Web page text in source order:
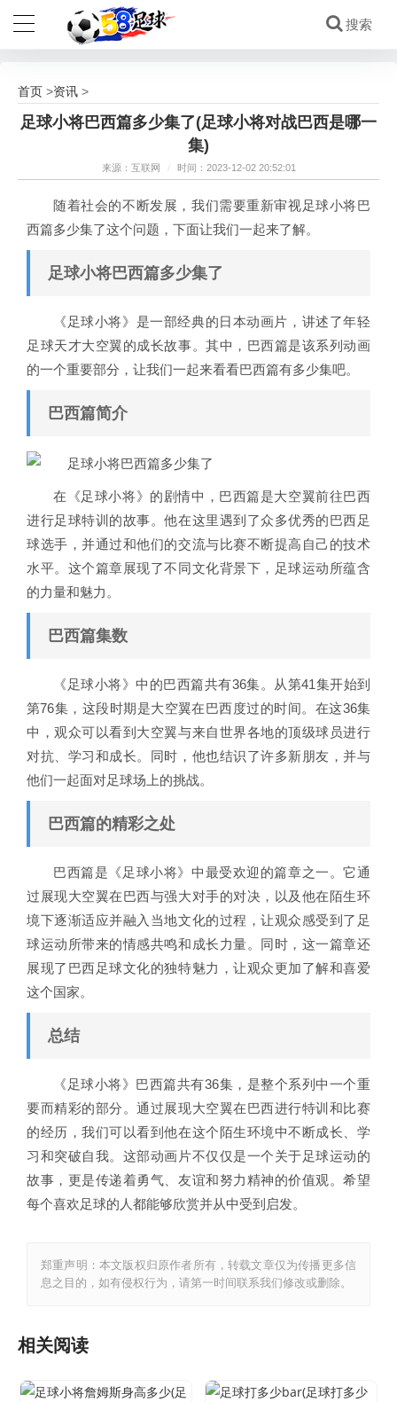
首页 >资讯 >
足球小将巴西篇多少集了(足球小将对战巴西是哪一
集)
来源：互联网 / 时间：2023-12-02 20:52:01
随着社会的不断发展，我们需要重新审视足球小将巴
西篇多少集了这个问题，下面让我们一起来了解。
足球小将巴西篇多少集了
《足球小将》是一部经典的日本动画片，讲述了年轻
足球天才大空翼的成长故事。其中，巴西篇是该系列动画
的一个重要部分，让我们一起来看看巴西篇有多少集吧。
巴西篇简介
在《足球小将》的剧情中，巴西篇是大空翼前往巴西
进行足球特训的故事。他在这里遇到了众多优秀的巴西足
球选手，并通过和他们的交流与比赛不断提高自己的技术
水平。这个篇章展现了不同文化背景下，足球运动所蕴含
的力量和魅力。
巴西篇集数
《足球小将》中的巴西篇共有36集。从第41集开始到
第76集，这段时期是大空翼在巴西度过的时间。在这36集
中，观众可以看到大空翼与来自世界各地的顶级球员进行
对抗、学习和成长。同时，他也结识了许多新朋友，并与
他们一起面对足球场上的挑战。
巴西篇的精彩之处
巴西篇是《足球小将》中最受欢迎的篇章之一。它通
过展现大空翼在巴西与强大对手的对决，以及他在陌生环
境下逐渐适应并融入当地文化的过程，让观众感受到了足
球运动所带来的情感共鸣和成长力量。同时，这一篇章还
展现了巴西足球文化的独特魅力，让观众更加了解和喜爱
这个国家。
总结
《足球小将》巴西篇共有36集，是整个系列中一个重
要而精彩的部分。通过展现大空翼在巴西进行特训和比赛
的经历，我们可以看到他在这个陌生环境中不断成长、学
习和突破自我。这部动画片不仅仅是一个关于足球运动的
故事，更是传递着勇气、友谊和努力精神的价值观。希望
每个喜欢足球的人都能够欣赏并从中受到启发。
郑重声明：本文版权归原作者所有，转载文章仅为传播更多信
息之目的，如有侵权行为，请第一时间联系我们修改或删除。
相关阅读